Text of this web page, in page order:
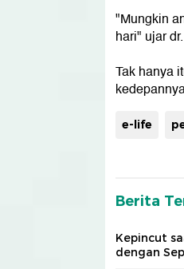
"Mungkin
hari" ujar
Tak hanya
e-life
Berita
Kepincut
dengan